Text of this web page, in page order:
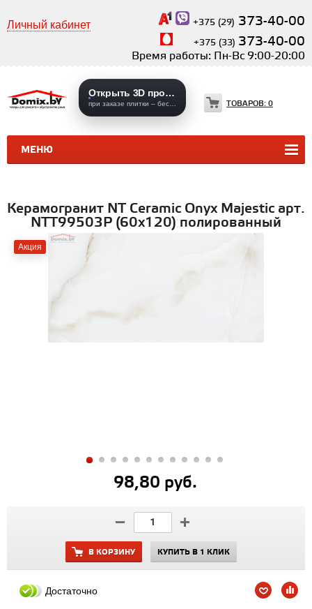
Личный кабинет +375 (29) 373-40-00
+375 (33) 373-40-00
Время работы: Пн-Вс 9:00-20:00
МЕНЮ
Открыть 3D проекты
ТОВАРОВ: 0
КЕРАМИЧЕСКАЯ ПЛИТКА
Керамогранит NT Ceramic Onyx Majestic арт.
NTT99503P (60x120) полированный
Акция
98,80 руб.
В КОРЗИНУ КУПИТЬ В 1 КЛИК
Достаточно